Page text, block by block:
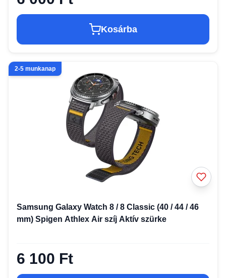
Kosárba
2-5 munkanap
Samsung Galaxy Watch 8 / 8 Classic (40 / 44 / 46
mm) Spigen Athlex Air szíj Aktív szürke
6 100 Ft